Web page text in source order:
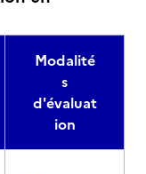
Modalité
s
d'évaluat
ion